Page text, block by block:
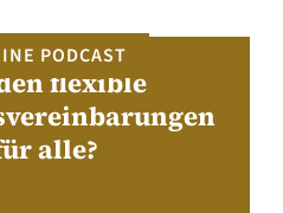
PODCAST
flexible
alle?